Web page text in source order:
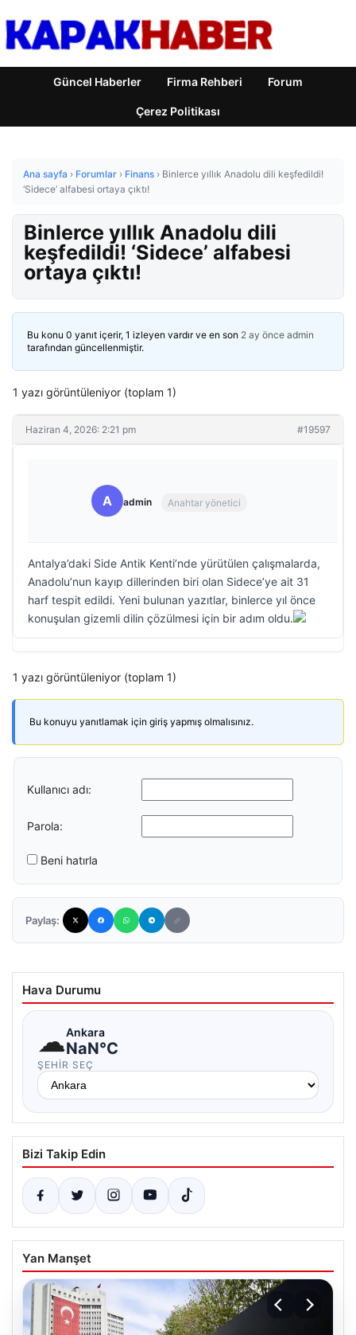
Güncel Haberler Firma Rehberi Forum
Çerez Politikası
Ana sayfa › Forumlar › Finans › Binlerce yıllık Anadolu dili keşfedildi!
‘Sidece’ alfabesi ortaya çıktı!
Binlerce yıllık Anadolu dili
keşfedildi! ‘Sidece’ alfabesi
ortaya çıktı!
Bu konu 0 yanıt içerir, 1 izleyen vardır ve en son 2 ay önce admin
tarafından güncellenmiştir.
1 yazı görüntüleniyor (toplam 1)
Haziran 4, 2026: 2:21 pm #19597
A admin Anahtar yönetici
Antalya’daki Side Antik Kenti’nde yürütülen çalışmalarda,
Anadolu’nun kayıp dillerinden biri olan Sidece’ye ait 31
harf tespit edildi. Yeni bulunan yazıtlar, binlerce yıl önce
konuşulan gizemli dilin çözülmesi için bir adım oldu.
1 yazı görüntüleniyor (toplam 1)
Bu konuyu yanıtlamak için giriş yapmış olmalısınız.
Kullanıcı adı:
Parola:
Beni hatırla
Paylaş:
Hava Durumu
☁Ankara
NaN°C
ŞEHIR SEÇ
Bizi Takip Edin
Yan Manşet